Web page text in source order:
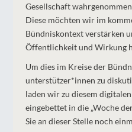
Gesellschaft
Diese möchten wir im
Bündniskontext verstärken
Öffentlichkeit und Wirkung
Um dies im Kreise der
unterstützer*innen zu
laden wir zu diesem
eingebettet in die „Woche
Sie an dieser Stelle noch